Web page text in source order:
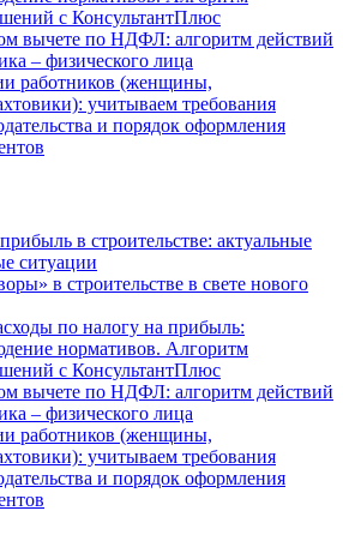
с КонсультантПлюс
вычете по НДФЛ: алгоритм действий
– физического лица
работников (женщины,
учитываем требования
и порядок оформления
в строительстве: актуальные
ситуации
в строительстве в свете нового
по налогу на прибыль:
нормативов. Алгоритм
с КонсультантПлюс
вычете по НДФЛ: алгоритм действий
– физического лица
работников (женщины,
учитываем требования
и порядок оформления